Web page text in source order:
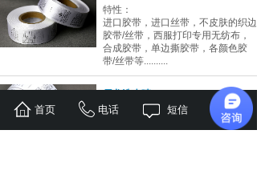
特性：
进口胶带，进口丝带，不皮肤的织边
胶带/丝带，西服打印专用无纺布，
合成胶带，单边撕胶带，各颜色胶
带/丝带等..........
尼龙洗水唛
特性：
进口胶带，进口丝带，不皮肤的织边
首页 电话 短信 地址